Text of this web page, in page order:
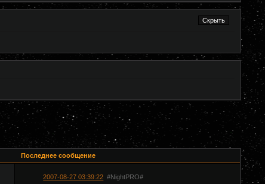
Последнее сообщение
2007-08-27 03:39:22 #NightPRO#